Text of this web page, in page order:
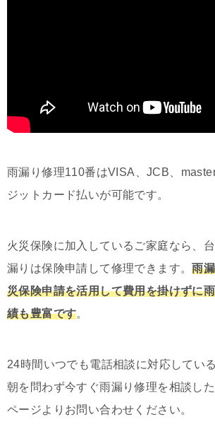
雨漏り修理110番はVISA、JCB、
ジットカード払いが可能です。
火災保険に加入しているご家庭なら、
漏りは保険申請して修理できます。雨
災保険申請を活用して費用を掛けずに
績も豊富です。
24時間いつでも電話相談に対応してい
朝を問わず今すぐ雨漏り修理を相談し
ページよりお問い合わせください。